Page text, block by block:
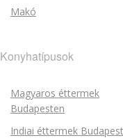
Makó
Konyhatípusok
Magyaros éttermek
Budapesten
Indiai éttermek